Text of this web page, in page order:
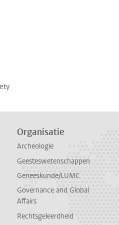
via Mastodon
Organisatie
Archeologie
Geesteswetenschappen
Geneeskunde/LUMC
Governance and Global
Affairs
Rechtsgeleerdheid